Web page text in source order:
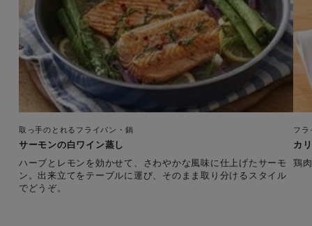
取っ手のとれるフライパン・鍋
サーモンの白ワイン蒸し
ハーブとレモンを効かせて、さわやかな風味に仕上げたサーモ
ン。出来立てをテーブルに運び、そのまま取り分けるスタイル
でどうぞ。
フラ
カ
鶏